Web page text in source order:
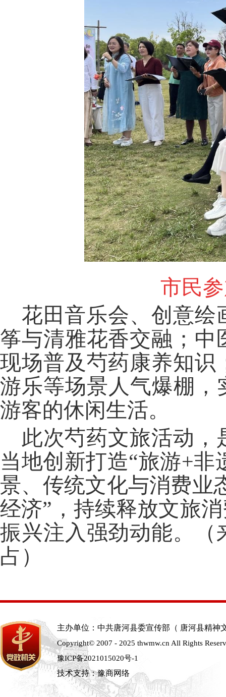
市民
花田音乐会、创意绘
筝与清雅花香交融；
现场普及芍药康养知识
游乐等场景人气爆棚，
游客的休闲生活。
此次芍药文旅活动
当地创新打造“旅游+非
景、传统文化与消费业
经济”，持续释放文旅
振兴注入强劲动能。（
占）
主办单位：中共唐河县委宣传部（ 唐河县精神
Copyright© 2007 - 2025 thwmw.cn All Rights
豫ICP备2021015020号-1
技术支持：豫商网络